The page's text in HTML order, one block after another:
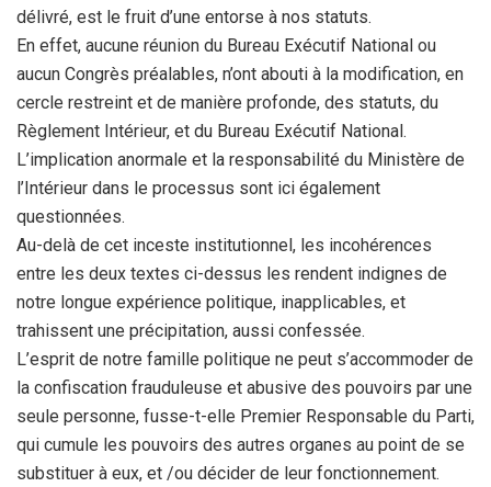
délivré, est le fruit d’une entorse à nos statuts.
En effet, aucune réunion du Bureau Exécutif National ou
aucun Congrès préalables, n’ont abouti à la modification, en
cercle restreint et de manière profonde, des statuts, du
Règlement Intérieur, et du Bureau Exécutif National.
L’implication anormale et la responsabilité du Ministère de
l’Intérieur dans le processus sont ici également
questionnées.
Au-delà de cet inceste institutionnel, les incohérences
entre les deux textes ci-dessus les rendent indignes de
notre longue expérience politique, inapplicables, et
trahissent une précipitation, aussi confessée.
L’esprit de notre famille politique ne peut s’accommoder de
la confiscation frauduleuse et abusive des pouvoirs par une
seule personne, fusse-t-elle Premier Responsable du Parti,
qui cumule les pouvoirs des autres organes au point de se
substituer à eux, et /ou décider de leur fonctionnement.